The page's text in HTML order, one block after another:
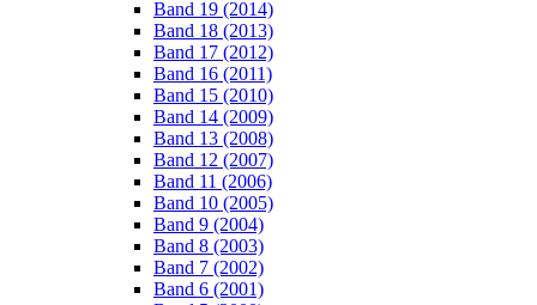
Band 19 (2014)
Band 18 (2013)
Band 17 (2012)
Band 16 (2011)
Band 15 (2010)
Band 14 (2009)
Band 13 (2008)
Band 12 (2007)
Band 11 (2006)
Band 10 (2005)
Band 9 (2004)
Band 8 (2003)
Band 7 (2002)
Band 6 (2001)